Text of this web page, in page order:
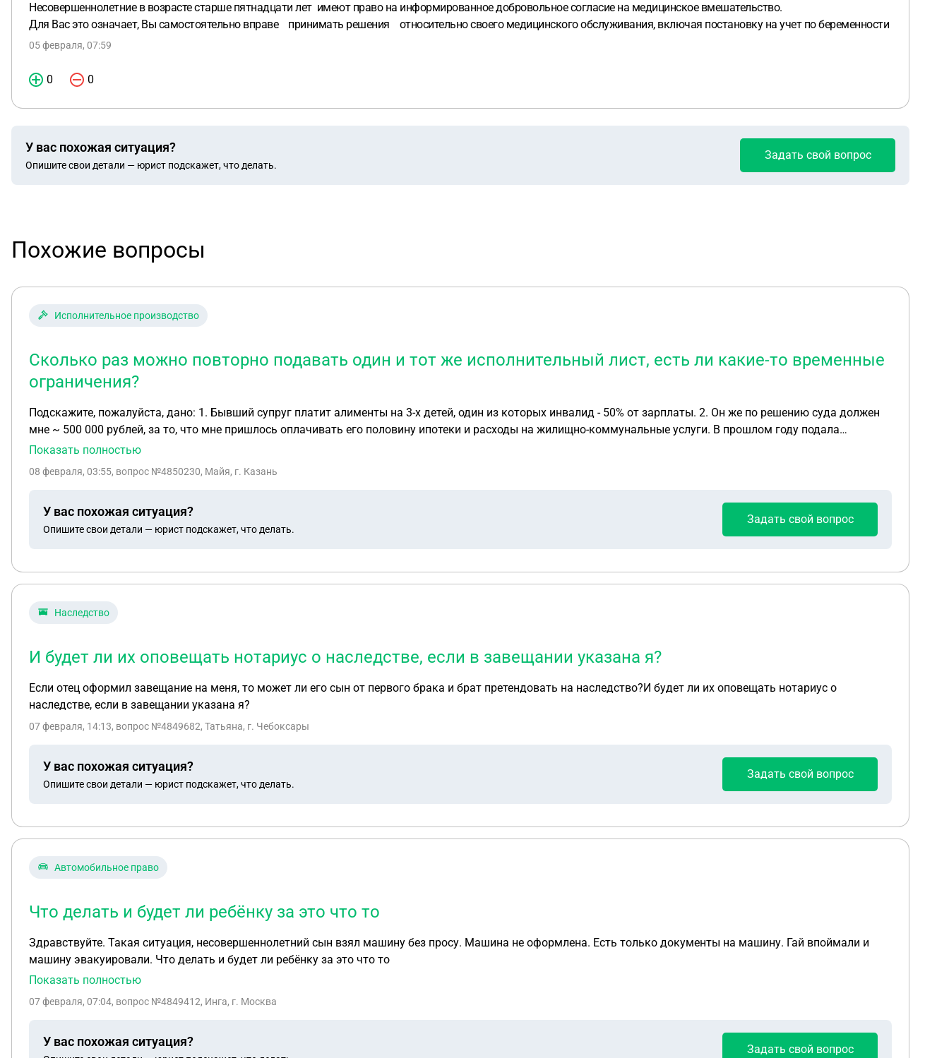
Несовершеннолетние в возрасте старше пятнадцати лет имеют право на информированное добровольное согласие на медицинское вмешательство.
Для Вас это означает, Вы самостоятельно вправе принимать решения относительно своего медицинского обслуживания, включая постановку на учет по беременности
05 февраля, 07:59
0 0
У вас похожая ситуация?
Опишите свои детали — юрист подскажет, что делать.
Задать свой вопрос
Похожие вопросы
Исполнительное производство
Сколько раз можно повторно подавать один и тот же исполнительный лист, есть ли какие-то временные
ограничения?
Подскажите, пожалуйста, дано: 1. Бывший супруг платит алименты на 3-х детей, один из которых инвалид - 50% от зарплаты. 2. Он же по решению суда должен
мне ~ 500 000 рублей, за то, что мне пришлось оплачивать его половину ипотеки и расходы на жилищно-коммунальные услуги. В прошлом году подала
исполнительный лист судебным приставам, но они закрыли исп-ое производство, ссылаясь на то, что, условно говоря, с него нечего взять и я могу повторно
получается в счёт долга уже не смогут списывать деньги? Как мне вернуть свои деньги? Сколько раз можно повторно подавать один и тот же исполнительный
Показать полностью
08 февраля, 03:55, вопрос №4850230, Майя, г. Казань
У вас похожая ситуация?
Опишите свои детали — юрист подскажет, что делать.
Задать свой вопрос
Наследство
И будет ли их оповещать нотариус о наследстве, если в завещании указана я?
Если отец оформил завещание на меня, то может ли его сын от первого брака и брат претендовать на наследство?И будет ли их оповещать нотариус о
наследстве, если в завещании указана я?
07 февраля, 14:13, вопрос №4849682, Татьяна, г. Чебоксары
У вас похожая ситуация?
Опишите свои детали — юрист подскажет, что делать.
Задать свой вопрос
Автомобильное право
Что делать и будет ли ребёнку за это что то
Здравствуйте. Такая ситуация, несовершеннолетний сын взял машину без просу. Машина не оформлена. Есть только документы на машину. Гай впоймали и
машину эвакуировали. Что делать и будет ли ребёнку за это что то
Показать полностью
07 февраля, 07:04, вопрос №4849412, Инга, г. Москва
У вас похожая ситуация?
Задать свой вопрос